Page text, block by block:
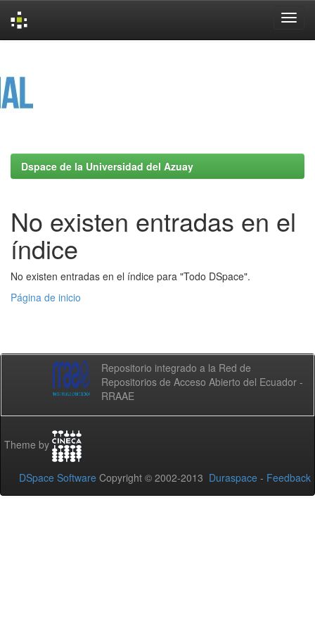
Dspace de la Universidad del Azuay
No existen entradas en el
índice
No existen entradas en el índice para "Todo DSpace".
Página de inicio
Repositorio integrado a la Red de
Repositorios de Acceso Abierto del Ecuador -
RRAAE
Theme by
DSpace Software Copyright © 2002-2013 Duraspace - Feedback